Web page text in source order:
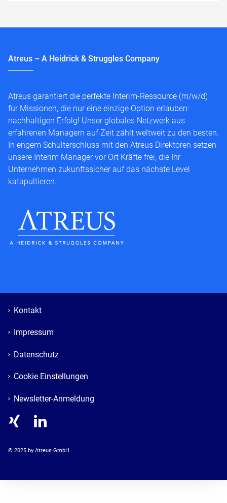
Atreus – A Heidrick & Struggles Company
Atreus garantiert die perfekte Interim-Ressource (m/w/d)
für Missionen, die nur eine einzige Option erlauben:
nachhaltigen Erfolg! Unser globales Netzwerk aus
erfahrenen Managern auf Zeit zählt weltweit zu den besten.
In engem Schulterschluss mit den Atreus Direktoren setzen
unsere Interim Manager vor Ort Kräfte frei, die Ihr
Unternehmen zukunftssicher auf das nächste Level
katapultieren.
Kontakt
Impressum
Datenschutz
Cookie Einstellungen
Newsletter-Anmeldung
© 2025 by Atreus GmbH